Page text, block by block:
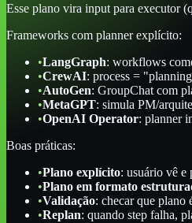
Esse plano vira input para executor
Frameworks com planner explícito:
•LangGraph: workflows
•CrewAI: process =
•AutoGen: GroupChat com
•MetaGPT: simula PM/
•OpenAI Operator: planner
Boas práticas:
•Plano explícito: usuário vê e
•Plano em formato
•Validação: checar que plano
•Replan: quando step falha,